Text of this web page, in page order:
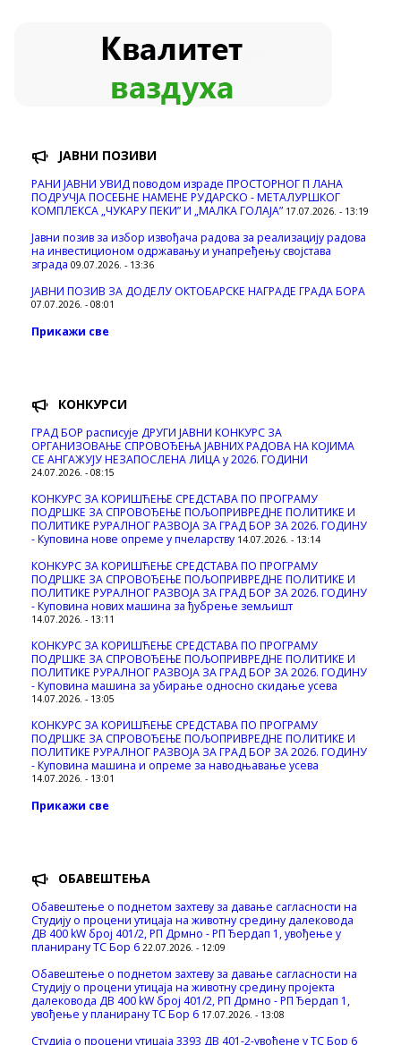
ЈАВНИ ПОЗИВИ
РАНИ ЈАВНИ УВИД поводом израде ПРОСТОРНОГ П ЛАНА
ПОДРУЧЈА ПОСЕБНЕ НАМЕНЕ РУДАРСКО - МЕТАЛУРШКОГ
КОМПЛЕКСА „ЧУКАРУ ПЕКИ” И „МАЛКА ГОЛАЈА” 17.07.2026. - 13:19
Јавни позив за избор извођача радова за реализацију радова
на инвестиционом одржавању и унапређењу својстава
зграда 09.07.2026. - 13:36
ЈАВНИ ПОЗИВ ЗА ДОДЕЛУ ОКТOБАРСКЕ НАГРАДЕ ГРАДА БОРА
07.07.2026. - 08:01
Прикажи све
КОНКУРСИ
ГРАД БОР расписује ДРУГИ ЈАВНИ КОНКУРС ЗА
ОРГАНИЗОВАЊЕ СПРОВОЂЕЊА ЈАВНИХ РАДОВА НА КОЈИМА
СЕ АНГАЖУЈУ НЕЗАПОСЛЕНА ЛИЦА у 2026. ГОДИНИ
24.07.2026. - 08:15
КОНКУРС ЗА КОРИШЋЕЊЕ СРЕДСТАВА ПО ПРОГРАМУ
ПОДРШКЕ ЗА СПРОВОЂЕЊЕ ПОЉОПРИВРЕДНЕ ПОЛИТИКЕ И
ПОЛИТИКЕ РУРАЛНОГ РАЗВОЈА ЗА ГРАД БОР ЗА 2026. ГОДИНУ
- Куповина нове опреме у пчеларству 14.07.2026. - 13:14
КОНКУРС ЗА КОРИШЋЕЊЕ СРЕДСТАВА ПО ПРОГРАМУ
ПОДРШКЕ ЗА СПРОВОЂЕЊЕ ПОЉОПРИВРЕДНЕ ПОЛИТИКЕ И
ПОЛИТИКЕ РУРАЛНОГ РАЗВОЈА ЗА ГРАД БОР ЗА 2026. ГОДИНУ
- Куповина нових машина за ђубрење земљишт
14.07.2026. - 13:11
КОНКУРС ЗА КОРИШЋЕЊЕ СРЕДСТАВА ПО ПРОГРАМУ
ПОДРШКЕ ЗА СПРОВОЂЕЊЕ ПОЉОПРИВРЕДНЕ ПОЛИТИКЕ И
ПОЛИТИКЕ РУРАЛНОГ РАЗВОЈА ЗА ГРАД БОР ЗА 2026. ГОДИНУ
- Куповинa машина за убирање односно скидање усева
14.07.2026. - 13:05
КОНКУРС ЗА КОРИШЋЕЊЕ СРЕДСТАВА ПО ПРОГРАМУ
ПОДРШКЕ ЗА СПРОВОЂЕЊЕ ПОЉОПРИВРЕДНЕ ПОЛИТИКЕ И
ПОЛИТИКЕ РУРАЛНОГ РАЗВОЈА ЗА ГРАД БОР ЗА 2026. ГОДИНУ
- Куповина машина и опреме за наводњавање усева
14.07.2026. - 13:01
Прикажи све
ОБАВЕШТЕЊА
Обавештење о поднетом захтеву за давање сагласности на
Студију о процени утицаја на животну средину далековода
ДВ 400 kW број 401/2, РП Дрмно - РП Ђердап 1, увођење у
планирану ТС Бор 6 22.07.2026. - 12:09
Обавештење о поднетом захтеву за давање сагласности на
Студију о процени утицаја на животну средину пројекта
далековода ДВ 400 kW број 401/2, РП Дрмно - РП Ђердап 1,
увођење у планирану ТС Бор 6 17.07.2026. - 13:08
Студија о процени утицаја 3393 ДВ 401-2-увођене у ТС Бор 6